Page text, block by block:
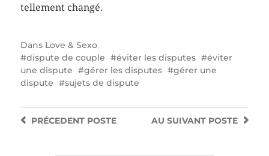
tellement changé.
Dans Love & Sexo
dispute de couple
éviter les disputes
éviter
une dispute
gérer les disputes
gérer une
dispute
sujets de dispute
AU SUIVANT POSTE
PRÉCEDENTPOSTE